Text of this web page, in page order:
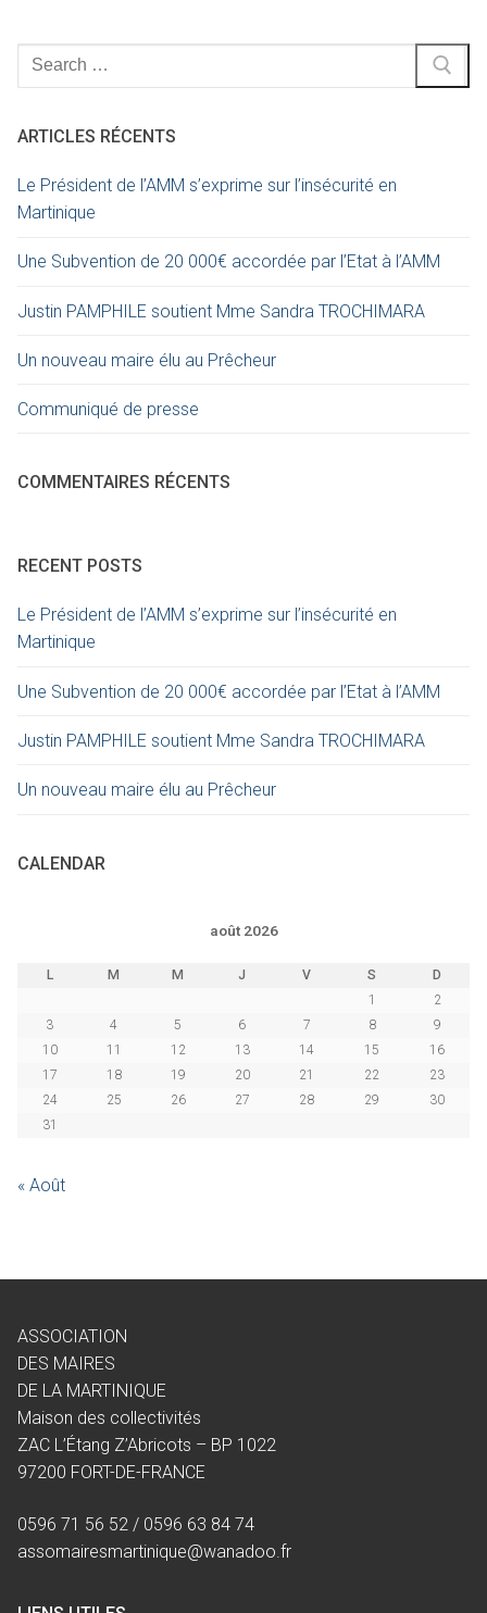
ARTICLES RÉCENTS
Le Président de l’AMM s’exprime sur l’insécurité en
Martinique
Une Subvention de 20 000€ accordée par l’Etat à l’AMM
Justin PAMPHILE soutient Mme Sandra TROCHIMARA
Un nouveau maire élu au Prêcheur
Communiqué de presse
COMMENTAIRES RÉCENTS
RECENT POSTS
Le Président de l’AMM s’exprime sur l’insécurité en
Martinique
Une Subvention de 20 000€ accordée par l’Etat à l’AMM
Justin PAMPHILE soutient Mme Sandra TROCHIMARA
Un nouveau maire élu au Prêcheur
CALENDAR
août 2026
L M M J V S
D
1
2
3
4 5 6 7 8
9
10
11 12 13 14 15
16
17
18 19 20 21 22
23
24
25 26 27 28 29
30
31
« Août
ASSOCIATION
DES MAIRES
DE LA MARTINIQUE
Maison des collectivités
ZAC L’Étang Z’Abricots – BP 1022
97200 FORT-DE-FRANCE
0596 71 56 52 / 0596 63 84 74
assomairesmartinique@wanadoo.fr